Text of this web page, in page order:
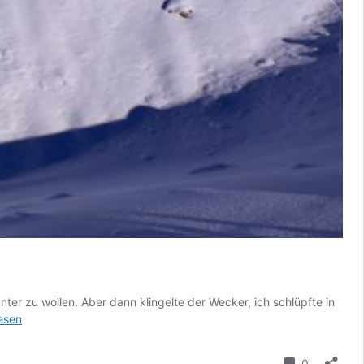
zu wollen. Aber dann klingelte der Wecker, ich schlüpfte in